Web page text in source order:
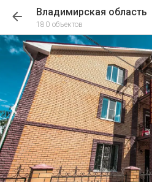
Владимирская область
180 объектов